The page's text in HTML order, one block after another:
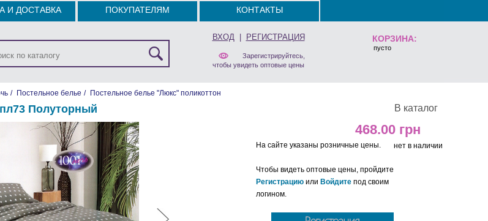
КОРЗИНА:
пусто
И ДОСТАВКА ПОКУПАТЕЛЯМ КОНТАКТЫ
ВХОД| РЕГИСТРАЦИЯ
Зарегистрируйтесь,
чтобы увидеть оптовые цены
/ Постельное белье / Постельное белье "Люкс" поликоттон
В каталог
Полуторный
468.00
нет в наличии
На сайте указаны розничные цены.
Чтобы видеть оптовые цены, пройдите
Регистрацию или Войдите под своим
логином.